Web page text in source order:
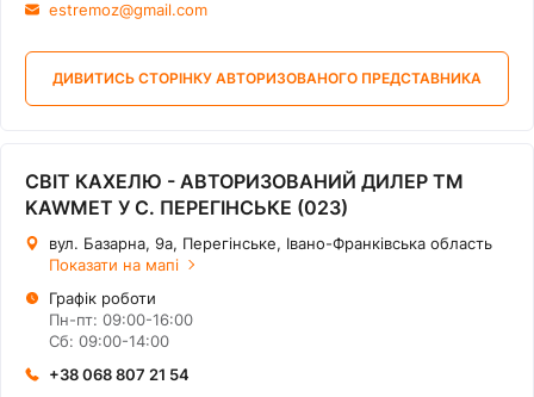
estremoz@gmail.com
ДИВИТИСЬ СТОРІНКУ АВТОРИЗОВАНОГО ПРЕДСТАВНИКА
СВІТ КАХЕЛЮ - АВТОРИЗОВАНИЙ ДИЛЕР ТМ
KAWMET У С. ПЕРЕГІНСЬКЕ (023)
вул. Базарна, 9а, Перегінське, Івано-Франківська область
Показати на мапі
Графік роботи
Пн-пт: 09:00-16:00
Сб: 09:00-14:00
+38 068 807 21 54